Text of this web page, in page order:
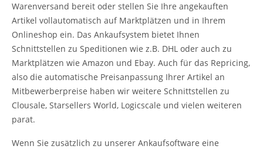
Warenversand bereit oder stellen Sie Ihre angekauften
Artikel vollautomatisch auf Marktplätzen und in Ihrem
Onlineshop ein. Das Ankaufsystem bietet Ihnen
Schnittstellen zu Speditionen wie z.B. DHL oder auch zu
Marktplätzen wie Amazon und Ebay. Auch für das Repricing,
also die automatische Preisanpassung Ihrer Artikel an
Mitbewerberpreise haben wir weitere Schnittstellen zu
Clousale, Starsellers World, Logicscale und vielen weiteren
parat.
Wenn Sie zusätzlich zu unserer Ankaufsoftware eine